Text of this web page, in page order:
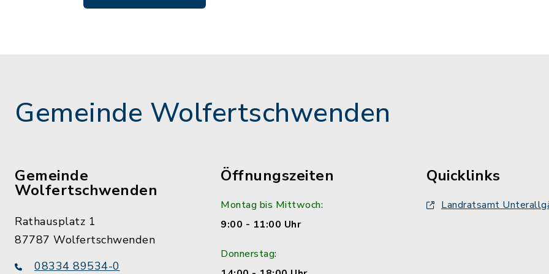
Gemeinde Wolfertschwenden
Gemeinde
Wolfertschwenden
Rathausplatz 1
87787 Wolfertschwenden
08334 89534-0
Öffnungszeiten
Montag bis Mittwoch:
9:00 - 11:00 Uhr
Donnerstag:
Quicklinks
Landratsamt